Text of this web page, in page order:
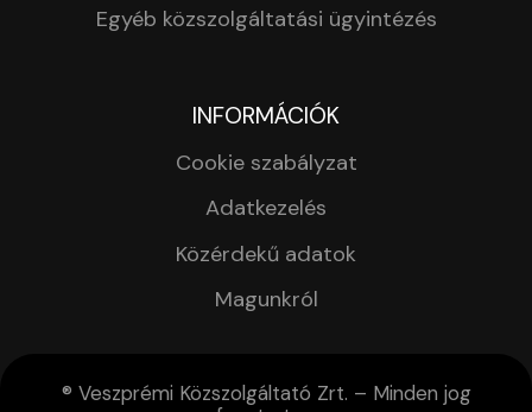
Egyéb közszolgáltatási ügyintézés
INFORMÁCIÓK
Cookie szabályzat
Adatkezelés
Közérdekű adatok
Magunkról
® Veszprémi Közszolgáltató Zrt. – Minden jog